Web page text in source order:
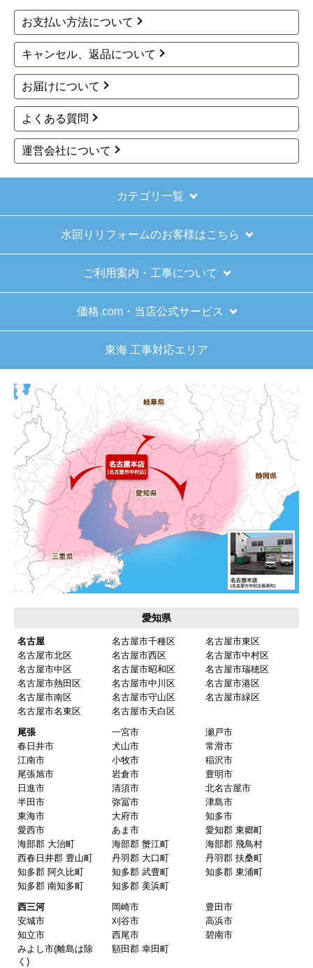
お支払い方法について
キャンセル、返品について
お届けについて
よくある質問
運営会社について
カテゴリ一覧
水回りリフォームのお客様はこちら
ご利用案内・工事について
価格.com・当店公式サービス
東海 工事対応エリア
愛知県
名古屋 名古屋市千種区
名古屋市東区
名古屋市北区
名古屋市西区
名古屋市中村区
名古屋市中区
名古屋市昭和区
名古屋市瑞穂区
名古屋市熱田区
名古屋市中川区
名古屋市港区
名古屋市南区
名古屋市守山区
名古屋市緑区
名古屋市名東区
名古屋市天白区
尾張
一宮市
瀬戸市
春日井市
犬山市
常滑市
江南市
小牧市
稲沢市
尾張旭市
岩倉市
豊明市
日進市
清須市
北名古屋市
半田市
弥冨市
津島市
東海市
大府市
知多市
愛西市
あま市
愛知郡 東郷町
海部郡 大治町
海部郡 蟹江町
海部郡 飛鳥村
西春日井郡 豊山町
丹羽郡 大口町
丹羽郡 扶桑町
知多郡 阿久比町
知多郡 武豊町
知多郡 東浦町
知多郡 南知多町
知多郡 美浜町
西三河
岡崎市
豊田市
安城市
刈谷市
高浜市
知立市
西尾市
碧南市
みよし市(離島は除
く)
額田郡 幸田町